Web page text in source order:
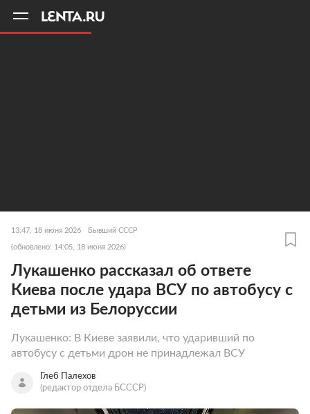
13:47, 18 июня 2026 Бывший СССР
(обновлено: 14:05, 18 июня 2026)
Лукашенко рассказал об ответе
Киева после удара ВСУ по автобусу с
детьми из Белоруссии
Лукашенко: В Киеве заявили, что ударивший по
автобусу с детьми дрон не принадлежал ВСУ
Глеб Палехов
(редактор отдела БСССР)